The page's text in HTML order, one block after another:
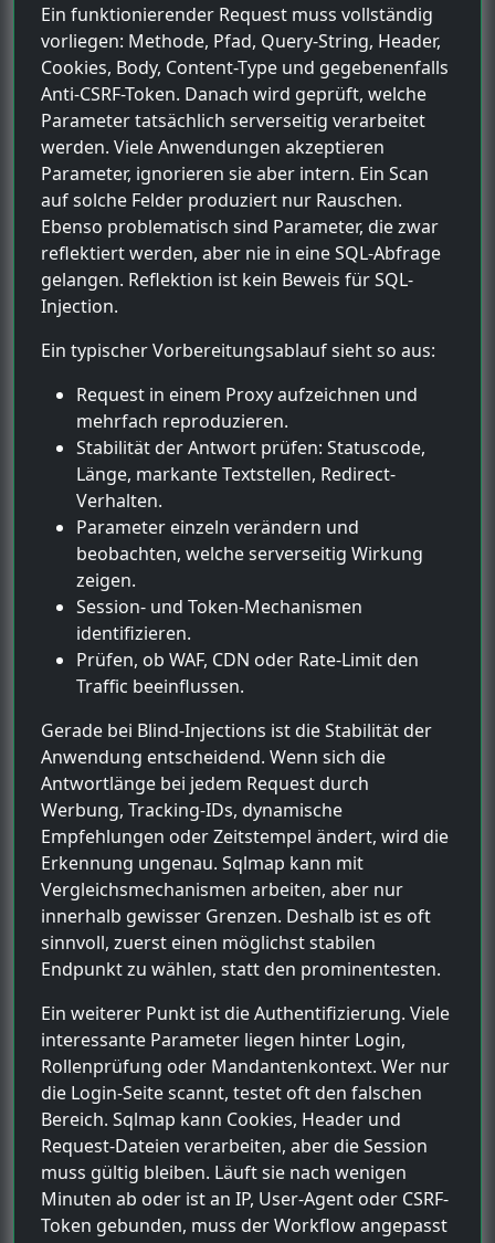
Ein funktionierender Request muss vollständig
vorliegen: Methode, Pfad, Query-String, Header,
Cookies, Body, Content-Type und gegebenenfalls
Anti-CSRF-Token. Danach wird geprüft, welche
Parameter tatsächlich serverseitig verarbeitet
werden. Viele Anwendungen akzeptieren
Parameter, ignorieren sie aber intern. Ein Scan
auf solche Felder produziert nur Rauschen.
Ebenso problematisch sind Parameter, die zwar
reflektiert werden, aber nie in eine SQL-Abfrage
gelangen. Reflektion ist kein Beweis für SQL-
Injection.
Ein typischer Vorbereitungsablauf sieht so aus:
Request in einem Proxy aufzeichnen und
mehrfach reproduzieren.
Stabilität der Antwort prüfen: Statuscode,
Länge, markante Textstellen, Redirect-
Verhalten.
Parameter einzeln verändern und
beobachten, welche serverseitig Wirkung
zeigen.
Session- und Token-Mechanismen
identifizieren.
Prüfen, ob WAF, CDN oder Rate-Limit den
Traffic beeinflussen.
Gerade bei Blind-Injections ist die Stabilität der
Anwendung entscheidend. Wenn sich die
Antwortlänge bei jedem Request durch
Werbung, Tracking-IDs, dynamische
Empfehlungen oder Zeitstempel ändert, wird die
Erkennung ungenau. Sqlmap kann mit
Vergleichsmechanismen arbeiten, aber nur
innerhalb gewisser Grenzen. Deshalb ist es oft
sinnvoll, zuerst einen möglichst stabilen
Endpunkt zu wählen, statt den prominentesten.
Ein weiterer Punkt ist die Authentifizierung. Viele
interessante Parameter liegen hinter Login,
Rollenprüfung oder Mandantenkontext. Wer nur
die Login-Seite scannt, testet oft den falschen
Bereich. Sqlmap kann Cookies, Header und
Request-Dateien verarbeiten, aber die Session
muss gültig bleiben. Läuft sie nach wenigen
Minuten ab oder ist an IP, User-Agent oder CSRF-
Token gebunden, muss der Workflow angepasst